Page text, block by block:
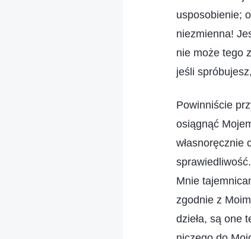
usposobienie;
niezmienna!
nie może tego
jeśli
Powinniście
osiągnąć
własnoręcznie
Mnie
zgodnie z
dzieła, są one